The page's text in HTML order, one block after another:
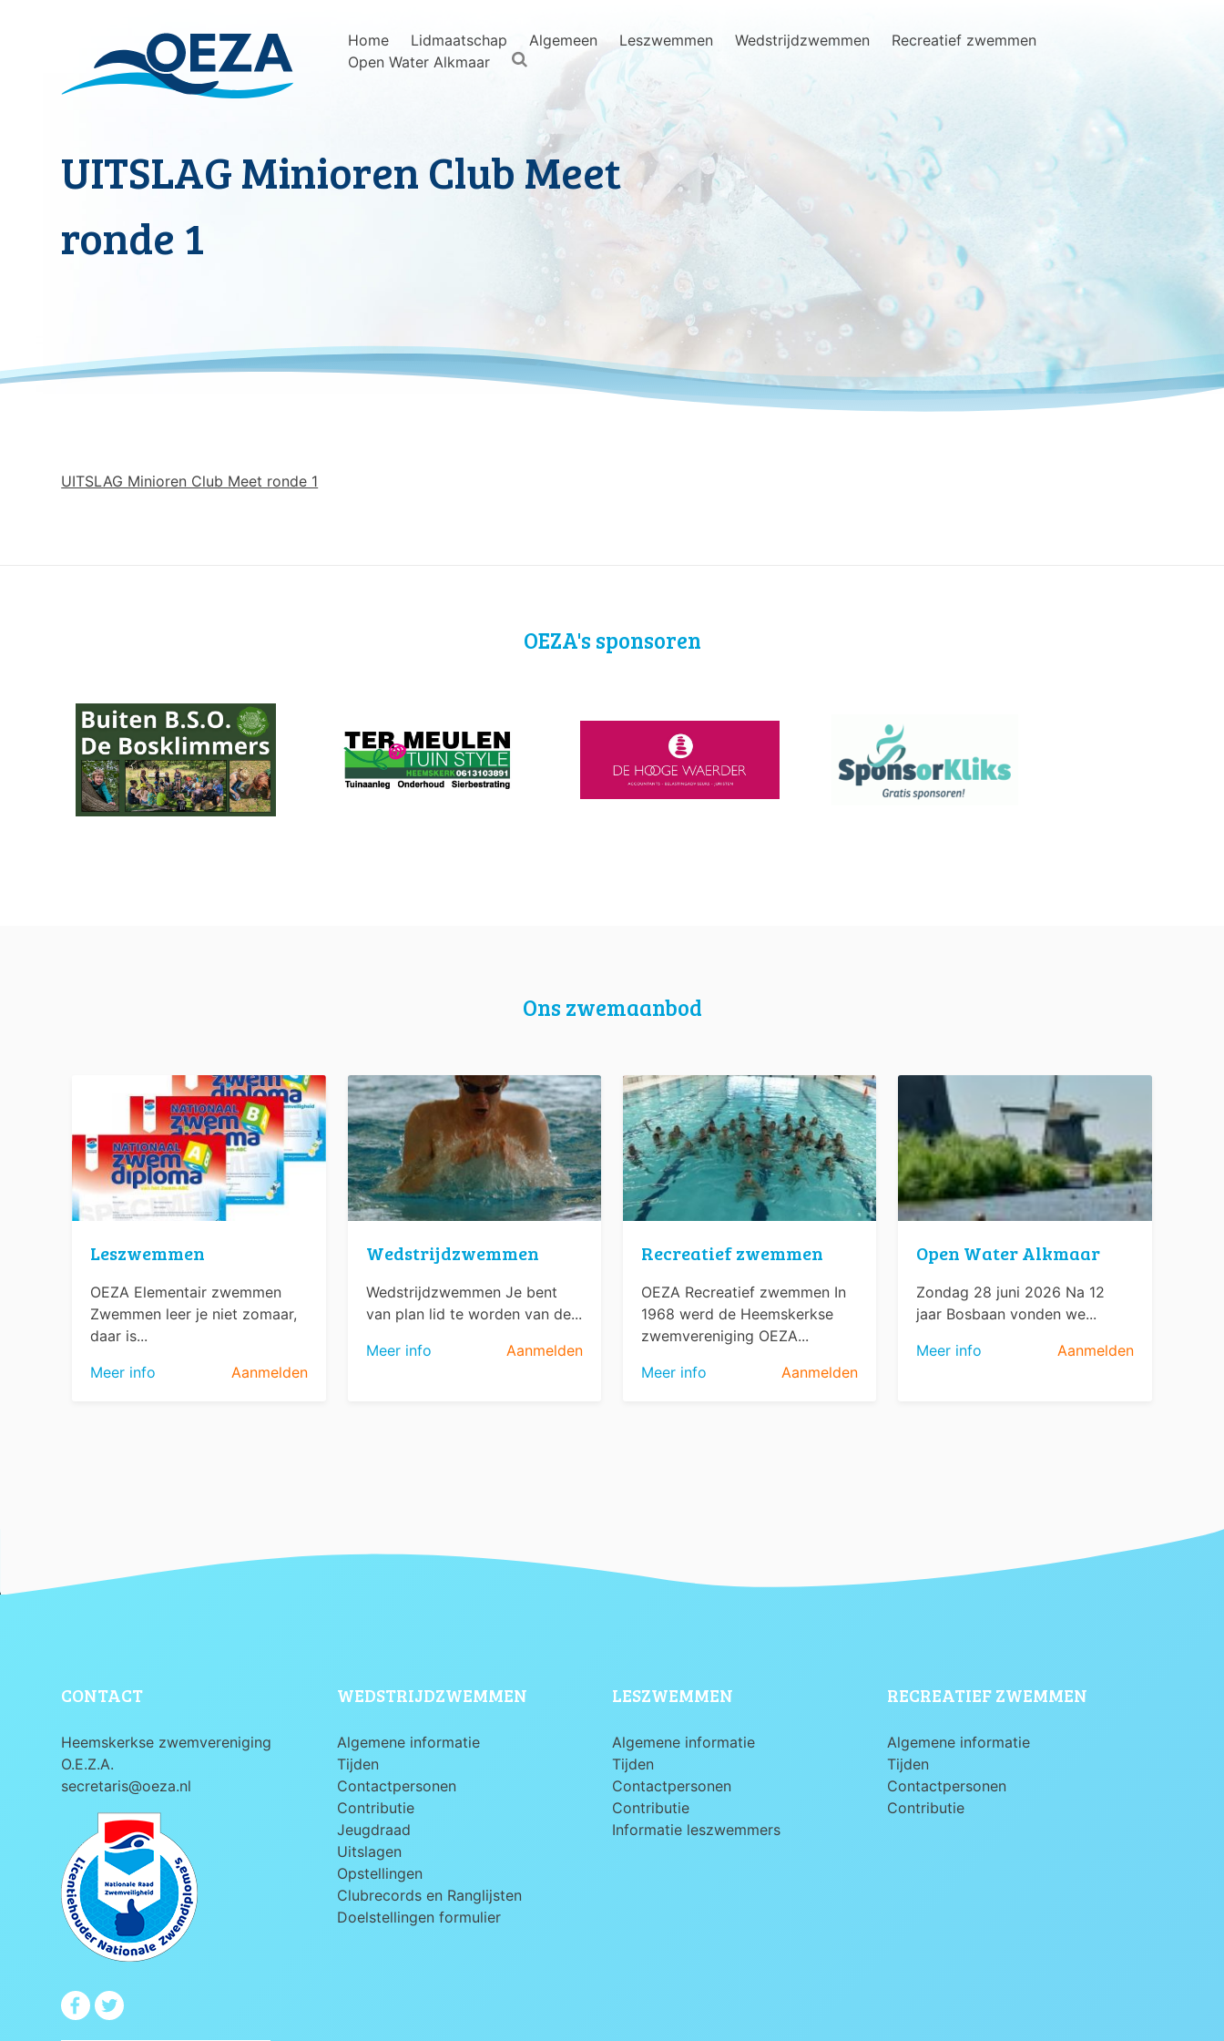
Home Lidmaatschap Algemeen Leszwemmen Wedstrijdzwemmen
Recreatief zwemmen
Open Water Alkmaar
for:
UITSLAG Minioren Club Meet
ronde 1
UITSLAG Minioren Club Meet ronde 1
OEZA's sponsoren
Ons zwemaanbod
Leszwemmen
OEZA Elementair zwemmen
Zwemmen leer je niet zomaar,
daar is...
Meer info
Aanmelden
Wedstrijdzwemmen
Wedstrijdzwemmen Je bent
van plan lid te worden van de...
Meer info
Aanmelden
Recreatief zwemmen
OEZA Recreatief zwemmen In
1968 werd de Heemskerkse
zwemvereniging OEZA...
Meer info
Aanmelden
Open Water Alkmaar
Zondag 28 juni 2026 Na 12
jaar Bosbaan vonden we...
Meer info
Aanmelden
CONTACT
Heemskerkse zwemvereniging
O.E.Z.A.
secretaris@oeza.nl
WEDSTRIJDZWEMMEN
Algemene informatie
Tijden
Contactpersonen
Contributie
Jeugdraad
Uitslagen
Opstellingen
Clubrecords en Ranglijsten
Doelstellingen formulier
LESZWEMMEN
Algemene informatie
Tijden
Contactpersonen
Contributie
Informatie leszwemmers
RECREATIEF ZWEMMEN
Algemene informatie
Tijden
Contactpersonen
Contributie